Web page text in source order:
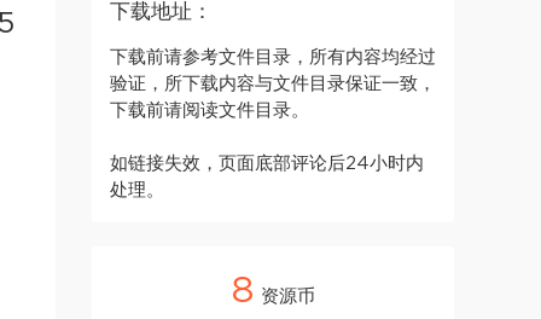
下载地址：
下载前请参考文件目录，所有内容均经过
验证，所下载内容与文件目录保证一致，
下载前请阅读文件目录。
如链接失效，页面底部评论后24小时内
处理。
8 资源币